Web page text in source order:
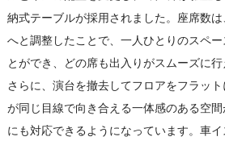
納式テーブルが採用されました。座席数
へと調整したことで、一人ひとりのスペ
とができ、どの席も出入りがスムーズに行
さらに、演台を撤去してフロアをフラッ
が同じ目線で向き合える一体感のある空
にも対応できるようになっています。車イ